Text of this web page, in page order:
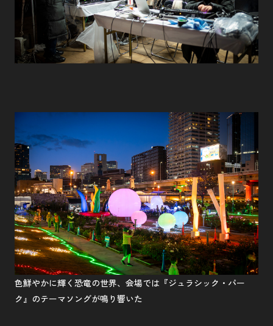
色鮮やかに輝く恐竜の世界、会場では『ジュラシック・パー
ク』のテーマソングが鳴り響いた